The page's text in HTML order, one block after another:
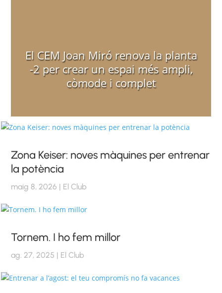
El CEM Joan Miró renova la planta
-2 per crear un espai més ampli,
còmode i complet
Zona Keiser: noves màquines per entrenar
la potència
maig 8, 2026 | El Club
Tornem. I ho fem millor
ag. 27, 2025 | El Club